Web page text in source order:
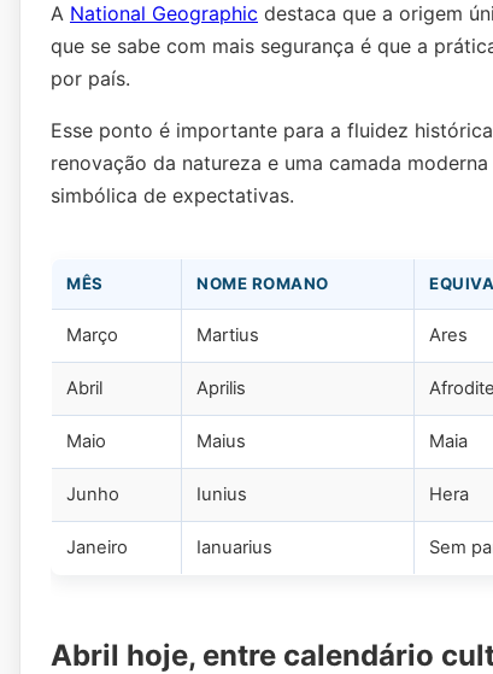
A National Geographic destaca que a origem
que se sabe com mais segurança é que a
por país.
Esse ponto é importante para a fluidez
renovação da natureza e uma camada
simbólica de expectativas.
MÊS NOME ROMANO
Março Martius Ares
Abril Aprilis Afrodite
Maio Maius Maia
Junho Iunius Hera
Janeiro Ianuarius Sem
Abril hoje, entre calendário